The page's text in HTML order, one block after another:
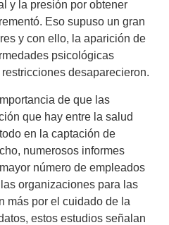
y la presión por obtener
Eso supuso un gran
y con ello, la aparición de
psicológicas
desaparecieron.
de que las
que hay entre la salud
en la captación de
numerosos informes
número de empleados
organizaciones para las
más por el cuidado de la
estos estudios señalan